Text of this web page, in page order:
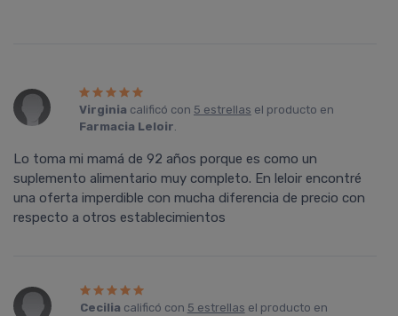
Virginia calificó con 5 estrellas el producto en
Farmacia Leloir.
Lo toma mi mamá de 92 años porque es como un
suplemento alimentario muy completo. En leloir encontré
una oferta imperdible con mucha diferencia de precio con
respecto a otros establecimientos
Cecilia calificó con 5 estrellas el producto en